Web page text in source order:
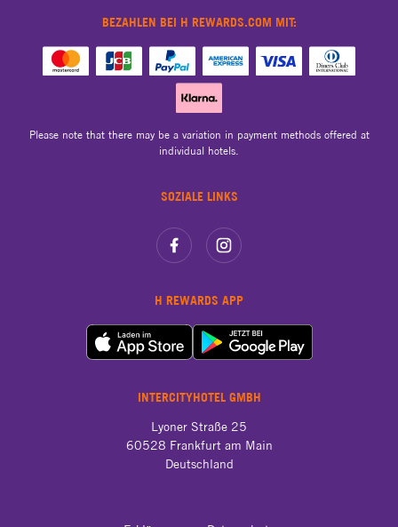
SOZIALE LINKS
H REWARDS APP
INTERCITYHOTEL GMBH
Lyoner Straße 25
60528 Frankfurt am Main
Deutschland
BEZAHLEN BEI H REWARDS.COM MIT:
Please note that there may be a variation in payment methods offered at
individual hotels.